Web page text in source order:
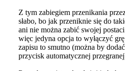
Z tym zabiegiem przenikania
słabo, bo jak przeniknie się do
ani nie można zabić swojej
więc jedyna opcja to wyłączyć
zapisu to smutno (można by
przycisk automatycznej